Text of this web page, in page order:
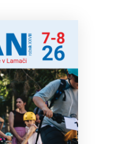
v Lamači
komunitnú